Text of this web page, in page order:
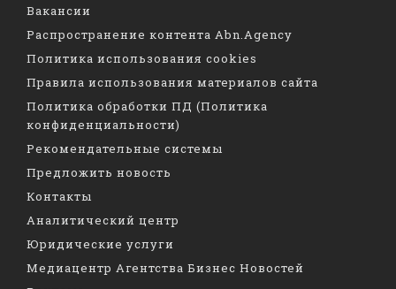
Вакансии
Распространение контента Abn.Agency
Политика использования cookies
Правила использования материалов сайта
Политика обработки ПД (Политика
конфиденциальности)
Рекомендательные системы
Предложить новость
Контакты
Аналитический центр
Юридические услуги
Медиацентр Агентства Бизнес Новостей